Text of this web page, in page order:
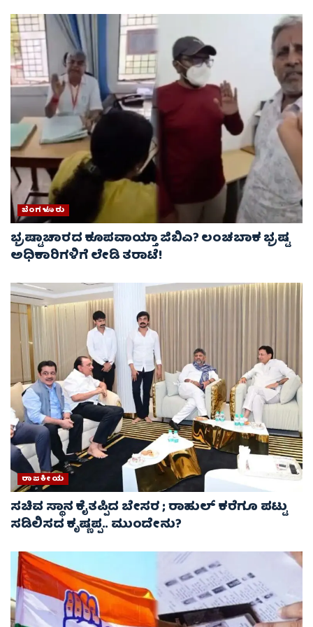
ಬೆಂಗಳೂರು
ಭ್ರಷ್ಟಾಚಾರದ ಕೂಪವಾಯ್ತಾ ಜಿಬಿಎ? ಲಂಚಬಾಕ ಭ್ರಷ್ಟ
ಅಧಿಕಾರಿಗಳಿಗೆ ಲೇಡಿ ತರಾಟೆ!
ರಾಜಕೀಯ
ಸಚಿವ ಸ್ಥಾನ ಕೈತಪ್ಪಿದ ಬೇಸರ ; ರಾಹುಲ್ ಕರೆಗೂ ಪಟ್ಟು
ಸಡಿಲಿಸದ ಕೃಷ್ಣಪ್ಪ.. ಮುಂದೇನು?